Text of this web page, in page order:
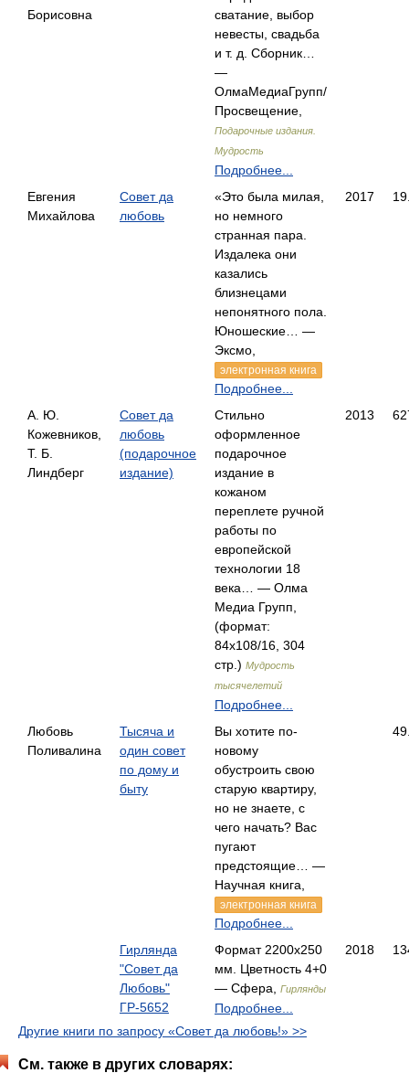
Борисовна
сватание, выбор
невесты, свадьба
и т. д. Сборник…
—
ОлмаМедиаГрупп/
Просвещение,
Подарочные издания.
Мудрость
Подробнее...
Евгения
Михайлова
Совет да
любовь
«Это была милая,
но немного
странная пара.
Издалека они
казались
близнецами
непонятного пола.
Юношеские… —
Эксмо,
электронная книга
Подробнее...
2017
А. Ю.
Кожевников,
Т. Б.
Линдберг
Совет да
любовь
(подарочное
издание)
Стильно
оформленное
подарочное
издание в
кожаном
переплете ручной
работы по
европейской
технологии 18
века… — Олма
Медиа Групп,
(формат:
84x108/16, 304
стр.) Мудрость
тысячелетий
Подробнее...
2013
Любовь
Поливалина
Тысяча и
один совет
по дому и
быту
Вы хотите по-
новому
обустроить свою
старую квартиру,
но не знаете, с
чего начать? Вас
пугают
предстоящие… —
Научная книга,
электронная книга
Подробнее...
Гирлянда
"Совет да
Любовь"
ГР-5652
Формат 2200x250
мм. Цветность 4+0
— Сфера,
Гирлянды
Подробнее...
2018
Другие книги по запросу «Совет да любовь!» >>
См. также в других словарях: